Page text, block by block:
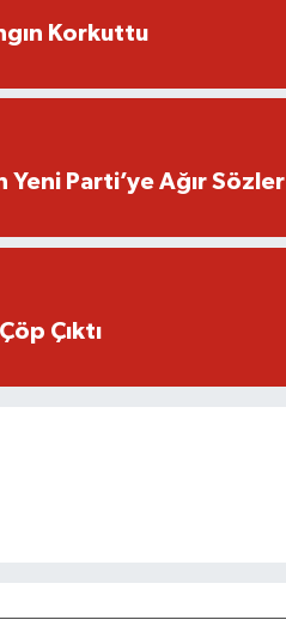
Korkuttu
Yeni Parti’ye Ağır Sözler
Çıktı